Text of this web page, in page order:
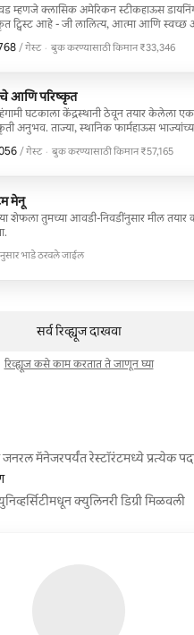
म्हणजे क्लासिक अमेरिकन स्टीकहाऊस
ट्विस्ट आहे - जी लालित्य, आत्मा आणि
+ एन्ट्री + डिझर्ट.
/ गेस्ट
प्रति गेस्ट · बुक करण्यासाठी किमान ₹33,346
आणि परिष्कृत
घटकाला केंद्रस्थानी ठेवून तयार केलेला
अनुभव. ताज्या, स्थानिक फार्महाऊस
/ गेस्ट
प्रति गेस्ट· बुक करण्यासाठी किमान ₹57,165
मेनू
या शेफला तुमच्या आवडी-निवडींनुसार मील तयार
भाडे ठरवले जाईल
रेटिंग आहे
सर्व रिव्ह्यूज दाखवा
रिव्ह्यूज कसे काम करतात ते जाणून घ्या
मॅनेजरपर्यंत रेस्टॉरंटमध्ये प्रत्येक
क्युलिनरी डिग्री मिळवली